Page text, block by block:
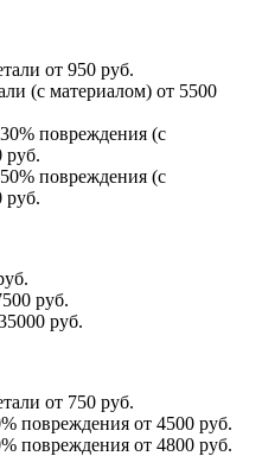
от 950 руб.
(с материалом) от 5500
повреждения (с
руб.
повреждения (с
руб.
руб.
руб.
от 750 руб.
повреждения от 4500 руб.
повреждения от 4800 руб.